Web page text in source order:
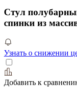
Стул
спинки из
Узнать о снижении
Добавить к